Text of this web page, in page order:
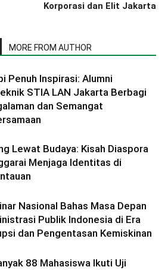
Korporasi dan Elit Jakarta
MORE FROM AUTHOR
Penuh Inspirasi: Alumni
STIA LAN Jakarta Berbagi
dan Semangat
Lewat Budaya: Kisah Diaspora
Menjaga Identitas di
Nasional Bahas Masa Depan
Publik Indonesia di Era
dan Pengentasan Kemiskinan
88 Mahasiswa Ikuti Uji